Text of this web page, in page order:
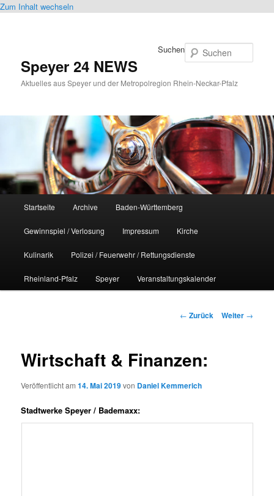
Zum Inhalt wechseln
Speyer 24 NEWS
Aktuelles aus Speyer und der Metropolregion Rhein-Neckar-Pfalz
Suchen
Startseite Archive Baden-Württemberg
Gewinnspiel / Verlosung Impressum Kirche
Kulinarik Polizei / Feuerwehr / Rettungsdienste
Rheinland-Pfalz Speyer Veranstaltungskalender
Beitrags-
← Zurück Weiter →
Wirtschaft & Finanzen:
Veröffentlicht am14. Mai 2019von Daniel Kemmerich
Stadtwerke Speyer / Bademaxx: